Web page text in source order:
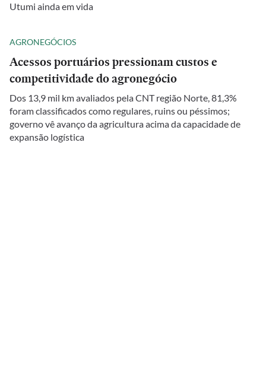
Utumi ainda em vida
AGRONEGÓCIOS
Acessos portuários pressionam custos e
competitividade do agronegócio
Dos 13,9 mil km avaliados pela CNT região Norte, 81,3%
foram classificados como regulares, ruins ou péssimos;
governo vê avanço da agricultura acima da capacidade de
expansão logística